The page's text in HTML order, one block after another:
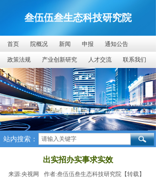
叁伍伍叁生态科技研究院
首页 院概况 新闻 申报 通知公告
政策法规 产业创新研究 人才交流 联系我们
站内搜索：
出实招办实事求实效
来源:央视网 作者:叁伍伍叁生态科技研究院【转载】